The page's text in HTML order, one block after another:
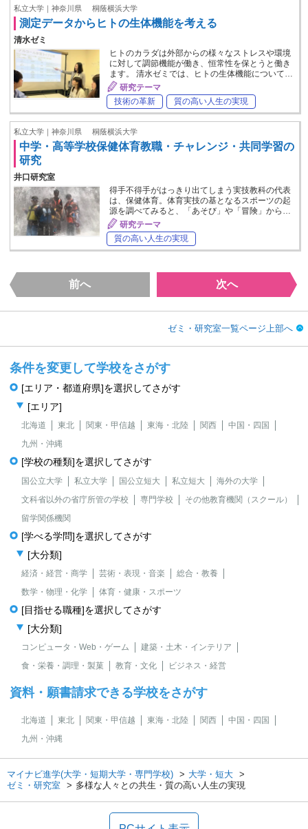
私立大学｜神奈川県 桐蔭横浜大学
測定データからヒトの生体機能を考える
清水ゼミ
ヒトのカラダは外部からの様々なストレスや環境
に対して調節機能が働き、恒常性を保とうと働き
ます。 清水ゼミでは、ヒトの生体機能について…
研究テーマ
技術の革新
質の高い人生の実現
私立大学｜神奈川県 桐蔭横浜大学
中学・高等学校保健体育教職・チャレンジ・共同学習の
研究
井口研究室
得手不得手がはっきり出てしまう実技教科の代表
は、保健体育。体育実技の基となるスポーツの起
源を調べてみると、「あそび」や「冒険」から…
研究テーマ
質の高い人生の実現
前へ 次へ
ゼミ・研究室一覧ページ上部へ
条件を変更して学校をさがす
[エリア・都道府県]を選択してさがす
[エリア]
北海道 東北 関東・甲信越 東海・北陸 関西
中国・四国
九州・沖縄
[学校の種類]を選択してさがす
国公立大学 私立大学 国公立短大 私立短大
海外の大学
文科省以外の省庁所管の学校
専門学校
その他教育機関（スクール）
留学関係機関
[学べる学問]を選択してさがす
[大分類]
経済・経営・商学 芸術・表現・音楽
総合・教養
数学・物理・化学
体育・健康・スポーツ
[目指せる職種]を選択してさがす
[大分類]
コンピュータ・Web・ゲーム
建築・土木・インテリア
食・栄養・調理・製菓
教育・文化 ビジネス・経営
資料・願書請求できる学校をさがす
北海道 東北 関東・甲信越 東海・北陸 関西
中国・四国
九州・沖縄
マイナビ進学(大学・短期大学・専門学校)
大学・短大
ゼミ・研究室
多様な人々との共生・質の高い人生の実現